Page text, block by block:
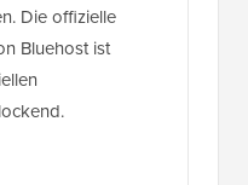
Die offizielle
Bluehost ist